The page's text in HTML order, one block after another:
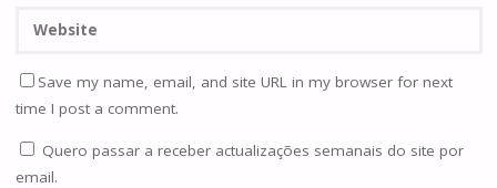
Save my name, email, and site URL in my browser for next
time I post a comment.
Quero passar a receber actualizações semanais do site por
email.